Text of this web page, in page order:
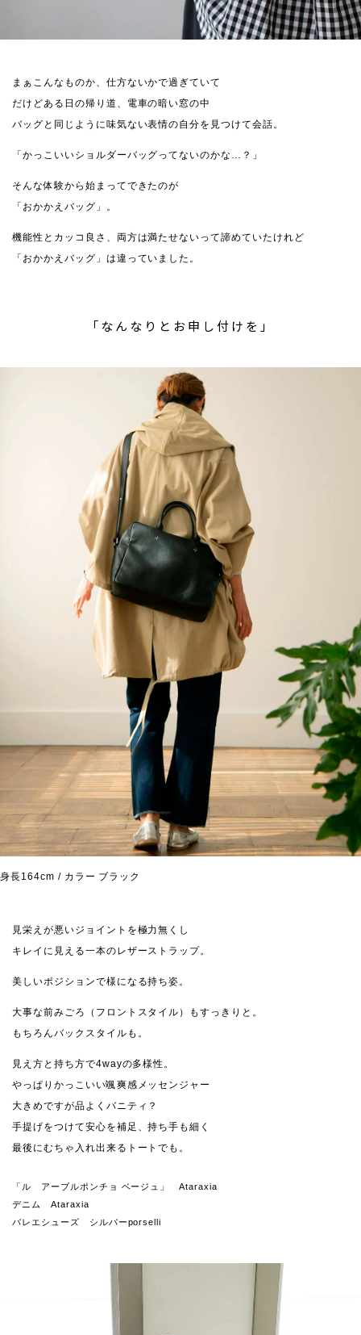
まぁこんなものか、仕方ないかで過ぎていて
だけどある日の帰り道、電車の暗い窓の中
バッグと同じように味気ない表情の自分を見つけて会話。
「かっこいいショルダーバッグってないのかな…？」
そんな体験から始まってできたのが
「おかかえバッグ」。
機能性とカッコ良さ、両方は満たせないって諦めていたけれど
「おかかえバッグ」は違っていました。
「なんなりとお申し付けを」
身長164cm / カラー ブラック
見栄えが悪いジョイントを極力無くし
キレイに見える一本のレザーストラップ。
美しいポジションで様になる持ち姿。
大事な前みごろ（フロントスタイル）もすっきりと。
もちろんバックスタイルも。
見え方と持ち方で4wayの多様性。
やっぱりかっこいい颯爽感メッセンジャー
大きめですが品よくバニティ？
手提げをつけて安心を補足、持ち手も細く
最後にむちゃ入れ出来るトートでも。
「ル アーブルポンチョ ベージュ」 Ataraxia
デニム Ataraxia
バレエシューズ シルバーporselli